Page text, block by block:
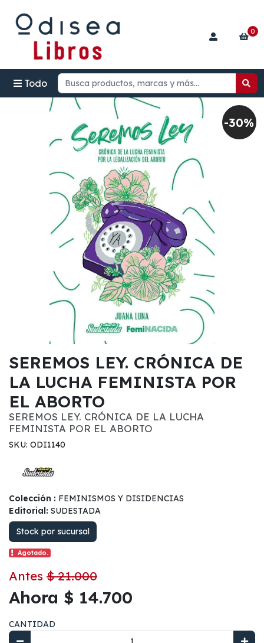
Todo
0
-30%
SEREMOS LEY. CRÓNICA DE
LA LUCHA FEMINISTA POR
EL ABORTO
SEREMOS LEY. CRÓNICA DE LA LUCHA
FEMINISTA POR EL ABORTO
SKU: ODI1140
Colección : FEMINISMOS Y DISIDENCIAS
Editorial: SUDESTADA
Stock por sucursal
Agotado.
Antes $ 21.000
Ahora $ 14.700
CANTIDAD